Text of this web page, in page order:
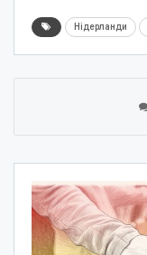
Нідерланди